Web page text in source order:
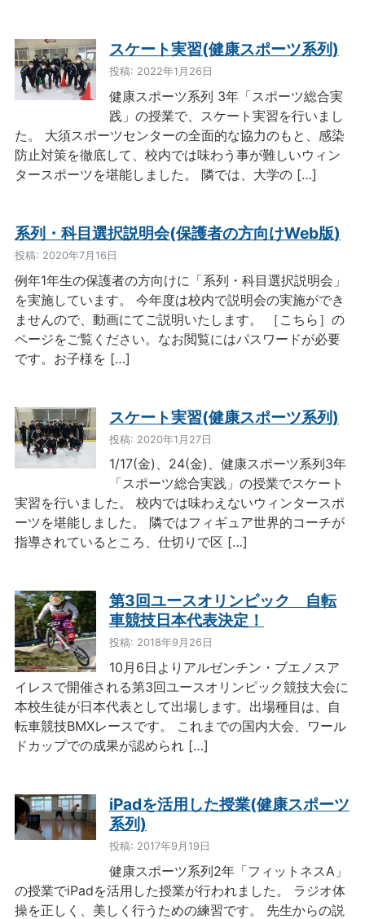
スケート実習(健康スポーツ系列)
投稿: 2022年1月26日
健康スポーツ系列 3年「スポーツ総合実
践」の授業で、スケート実習を行いまし
た。 大須スポーツセンターの全面的な協力のもと、感染
防止対策を徹底して、校内では味わう事が難しいウィン
タースポーツを堪能しました。 隣では、大学の […]
系列・科目選択説明会(保護者の方向けWeb版)
投稿: 2020年7月16日
例年1年生の保護者の方向けに「系列・科目選択説明会」
を実施しています。 今年度は校内で説明会の実施ができ
ませんので、動画にてご説明いたします。 ［こちら］の
ページをご覧ください。なお閲覧にはパスワードが必要
です。お子様を […]
スケート実習(健康スポーツ系列)
投稿: 2020年1月27日
1/17(金)、24(金)、健康スポーツ系列3年
「スポーツ総合実践」の授業でスケート
実習を行いました。 校内では味わえないウィンタースポ
ーツを堪能しました。 隣ではフィギュア世界的コーチが
指導されているところ、仕切りで区 […]
第3回ユースオリンピック 自転
車競技日本代表決定！
投稿: 2018年9月26日
10月6日よりアルゼンチン・ブエノスア
イレスで開催される第3回ユースオリンピック競技大会に
本校生徒が日本代表として出場します。出場種目は、自
転車競技BMXレースです。 これまでの国内大会、ワール
ドカップでの成果が認められ […]
iPadを活用した授業(健康スポーツ
系列)
投稿: 2017年9月19日
健康スポーツ系列2年「フィットネスA」
の授業でiPadを活用した授業が行われました。 ラジオ体
操を正しく、美しく行うための練習です。 先生からの説